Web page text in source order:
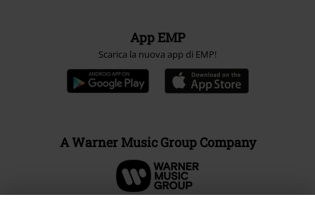
App EMP
Scarica la nuova app di EMP!
A Warner Music Group Company